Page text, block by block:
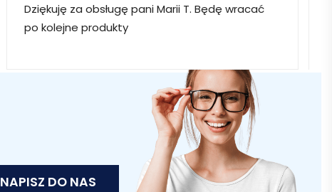
Dziękuję za obsługę pani Marii T. Będę wracać
po kolejne produkty
NAPISZ DO NAS